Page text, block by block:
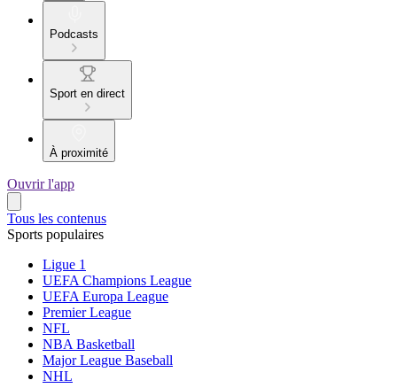
Podcasts
Sport en direct
À proximité
Ouvrir l'app
Tous les contenus
Sports populaires
Ligue 1
UEFA Champions League
UEFA Europa League
Premier League
NFL
NBA Basketball
Major League Baseball
NHL